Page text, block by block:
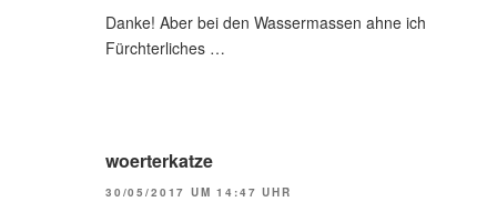
Danke! Aber bei den Wassermassen ahne ich
Fürchterliches …
woerterkatze
30/05/2017 UM 14:47 UHR